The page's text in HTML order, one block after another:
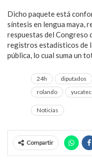
Dicho paquete está
síntesis en lengua maya,
respuestas del Congreso
registros estadísticos de
pública, lo cual suma un
24h diputados
rolando
Noticias
Compartir